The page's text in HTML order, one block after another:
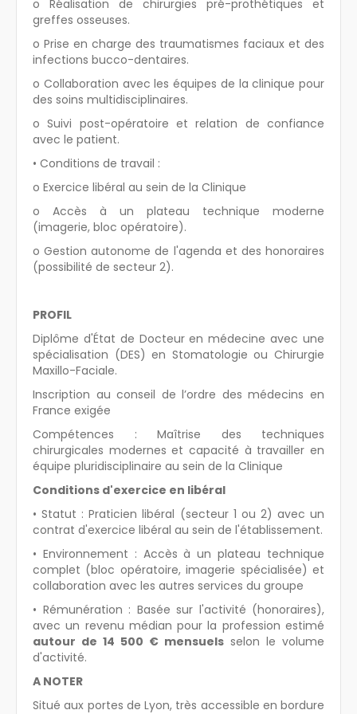
o Réalisation de chirurgies pré-prothétiques et
greffes osseuses.
o Prise en charge des traumatismes faciaux et des
infections bucco-dentaires.
o Collaboration avec les équipes de la clinique pour
des soins multidisciplinaires.
o Suivi post-opératoire et relation de confiance
avec le patient.
• Conditions de travail :
o Exercice libéral au sein de la Clinique
o Accès à un plateau technique moderne
(imagerie, bloc opératoire).
o Gestion autonome de l'agenda et des honoraires
(possibilité de secteur 2).
PROFIL
Diplôme d'État de Docteur en médecine avec une
spécialisation (DES) en Stomatologie ou Chirurgie
Maxillo-Faciale.
Inscription au conseil de l’ordre des médecins en
France exigée
Compétences : Maîtrise des techniques
chirurgicales modernes et capacité à travailler en
équipe pluridisciplinaire au sein de la Clinique
Conditions d'exercice en libéral
• Statut : Praticien libéral (secteur 1 ou 2) avec un
contrat d'exercice libéral au sein de l'établissement.
• Environnement : Accès à un plateau technique
complet (bloc opératoire, imagerie spécialisée) et
collaboration avec les autres services du groupe
• Rémunération : Basée sur l'activité (honoraires),
avec un revenu médian pour la profession estimé
autour de 14 500 € mensuels selon le volume
d'activité.
A NOTER
Situé aux portes de Lyon, très accessible en bordure